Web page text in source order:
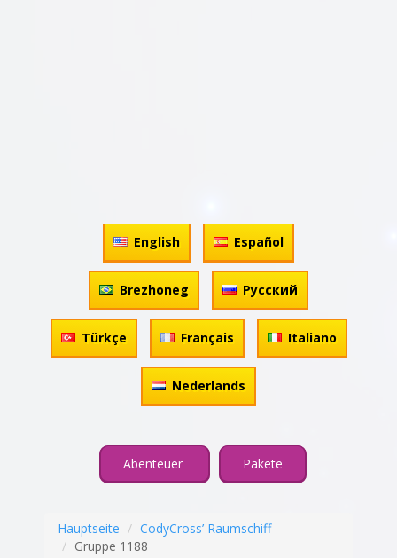
English Español
Brezhoneg Русский
Türkçe Français Italiano
Nederlands
Abenteuer Pakete
Hauptseite
CodyCross’ Raumschiff
Gruppe 1188